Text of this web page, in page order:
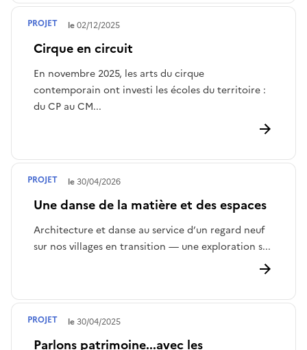
Cirque en circuit
En novembre 2025, les arts du cirque
contemporain ont investi les écoles du territoire :
du CP au CM...
Terminé le02/12/2025
PROJET
Une danse de la matière et des espaces
Architecture et danse au service d’un regard neuf
sur nos villages en transition — une exploration s...
Terminé le30/04/2026
PROJET
Parlons patrimoine...avec les
Terminé le30/04/2025
PROJET